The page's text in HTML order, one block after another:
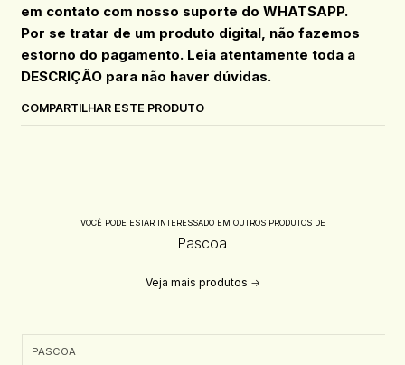
em contato com nosso suporte do WHATSAPP.
Por se tratar de um produto digital, não fazemos
estorno do pagamento. Leia atentamente toda a
DESCRIÇÃO para não haver dúvidas.
COMPARTILHAR ESTE PRODUTO
VOCÊ PODE ESTAR INTERESSADO EM OUTROS PRODUTOS DE
Pascoa
Veja mais produtos
PASCOA